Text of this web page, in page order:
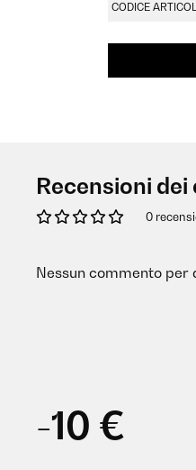
CODICE
Recensioni dei
0
Nessun commento per
-10 €